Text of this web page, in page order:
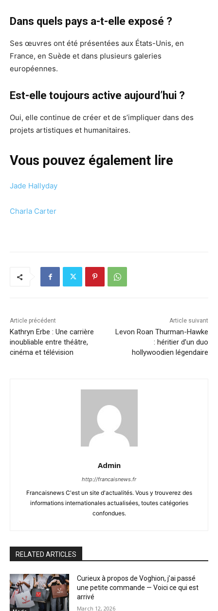
Dans quels pays a-t-elle exposé ?
Ses œuvres ont été présentées aux États-Unis, en
France, en Suède et dans plusieurs galeries
européennes.
Est-elle toujours active aujourd’hui ?
Oui, elle continue de créer et de s’impliquer dans des
projets artistiques et humanitaires.
Vous pouvez également lire
Jade Hallyday
Charla Carter
Article précédent
Kathryn Erbe : Une carrière
inoubliable entre théâtre,
cinéma et télévision
Article suivant
Levon Roan Thurman-Hawke
: héritier d’un duo
hollywoodien légendaire
Admin
http://francaisnews.fr
Francaisnews C'est un site d'actualités. Vous y trouverez des
informations internationales actualisées, toutes catégories
confondues.
RELATED ARTICLES
Curieux à propos de Voghion, j’ai passé
une petite commande — Voici ce qui est
arrivé
March 12, 2026